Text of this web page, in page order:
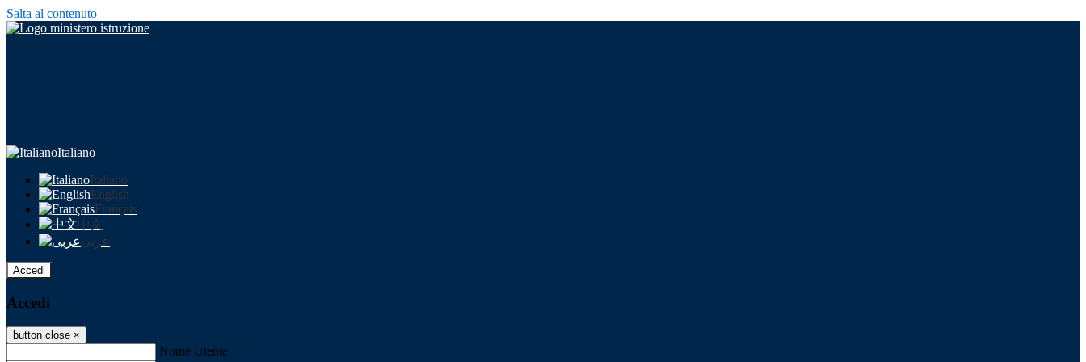
Salta al contenuto
Italiano
Italiano
English
Français
中文
عربى
Accedi
Accedi
button close ×
Nome Utente